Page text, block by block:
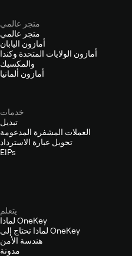
متجر عالمي
متجر عالمي
أمازون اليابان
أمازون الولايات المتحدة وكندا
والمكسيك
أمازون ألمانيا
خدمات
تبديل
العملات المشفرة المدعومة
تحويل عبارة الاسترداد
EIPs
يتعلم
لماذا OneKey
لماذا تحتاج إلى OneKey
هندسة الأمن
مدونة